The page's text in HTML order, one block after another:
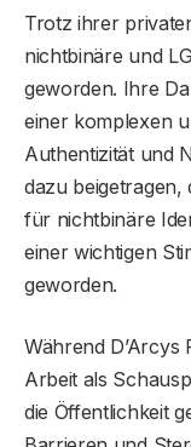
Trotz ihrer
nichtbinäre und
geworden. Ihre
einer komplexen
Authentizität und
dazu beigetragen,
für nichtbinäre
einer wichtigen
geworden.
Während
Arbeit als
die Öffentlichkeit